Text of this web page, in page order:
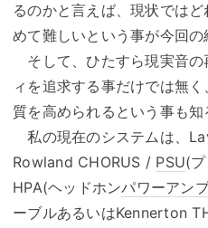
るのかと言えば、現状では
めて難しいという事が今回の
そして、ひたすら現実音の
ィを追求する事だけでは無
質を高められるという事も知
私の現在のシステムは、
Rowland CHORUS / PSU(
HPA(ヘッドホンパワーアン
ーブルあるいはKennerton